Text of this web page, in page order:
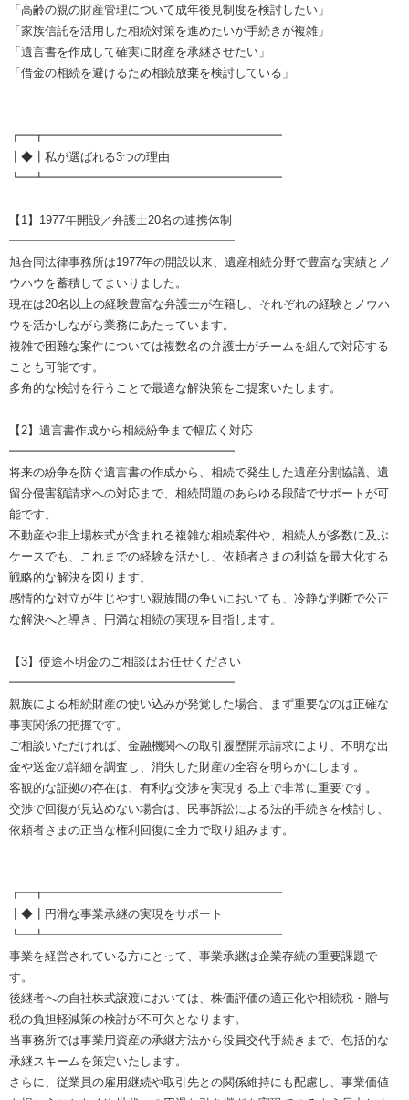
「高齢の親の財産管理について成年後見制度を検討したい」
「家族信託を活用した相続対策を進めたいが手続きが複雑」
「遺言書を作成して確実に財産を承継させたい」
「借金の相続を避けるため相続放棄を検討している」
┏━┳━━━━━━━━━━━━━━━━━━━━
┃◆┃私が選ばれる3つの理由
┗━┻━━━━━━━━━━━━━━━━━━━━
【1】1977年開設／弁護士20名の連携体制
━━━━━━━━━━━━━━━━━━━
旭合同法律事務所は1977年の開設以来、遺産相続分野で豊富な実績とノ
ウハウを蓄積してまいりました。
現在は20名以上の経験豊富な弁護士が在籍し、それぞれの経験とノウハ
ウを活かしながら業務にあたっています。
複雑で困難な案件については複数名の弁護士がチームを組んで対応する
ことも可能です。
多角的な検討を行うことで最適な解決策をご提案いたします。
【2】遺言書作成から相続紛争まで幅広く対応
━━━━━━━━━━━━━━━━━━━
将来の紛争を防ぐ遺言書の作成から、相続で発生した遺産分割協議、遺
留分侵害額請求への対応まで、相続問題のあらゆる段階でサポートが可
能です。
不動産や非上場株式が含まれる複雑な相続案件や、相続人が多数に及ぶ
ケースでも、これまでの経験を活かし、依頼者さまの利益を最大化する
戦略的な解決を図ります。
感情的な対立が生じやすい親族間の争いにおいても、冷静な判断で公正
な解決へと導き、円満な相続の実現を目指します。
【3】使途不明金のご相談はお任せください
━━━━━━━━━━━━━━━━━━━
親族による相続財産の使い込みが発覚した場合、まず重要なのは正確な
事実関係の把握です。
ご相談いただければ、金融機関への取引履歴開示請求により、不明な出
金や送金の詳細を調査し、消失した財産の全容を明らかにします。
客観的な証拠の存在は、有利な交渉を実現する上で非常に重要です。
交渉で回復が見込めない場合は、民事訴訟による法的手続きを検討し、
依頼者さまの正当な権利回復に全力で取り組みます。
┏━┳━━━━━━━━━━━━━━━━━━━━
┃◆┃円滑な事業承継の実現をサポート
┗━┻━━━━━━━━━━━━━━━━━━━━
事業を経営されている方にとって、事業承継は企業存続の重要課題で
す。
後継者への自社株式譲渡においては、株価評価の適正化や相続税・贈与
税の負担軽減策の検討が不可欠となります。
当事務所では事業用資産の承継方法から役員交代手続きまで、包括的な
承継スキームを策定いたします。
さらに、従業員の雇用継続や取引先との関係維持にも配慮し、事業価値